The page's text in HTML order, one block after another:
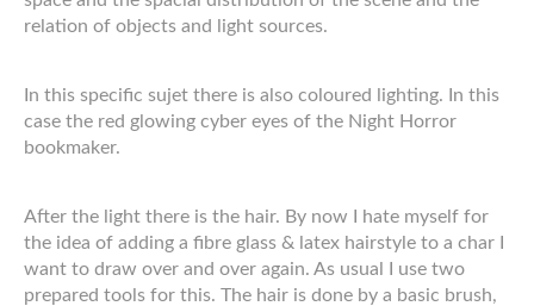
relation of objects and light sources.
In this specific sujet there is also coloured lighting. In this
case the red glowing cyber eyes of the Night Horror
bookmaker.
After the light there is the hair. By now I hate myself for
the idea of adding a fibre glass & latex hairstyle to a char I
want to draw over and over again. As usual I use two
prepared tools for this. The hair is done by a basic brush,